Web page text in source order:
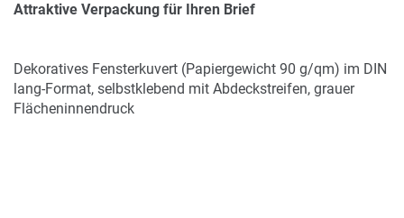
Attraktive Verpackung für Ihren Brief
Dekoratives Fensterkuvert (Papiergewicht 90 g/qm) im DIN
lang-Format, selbstklebend mit Abdeckstreifen, grauer
Flächeninnendruck